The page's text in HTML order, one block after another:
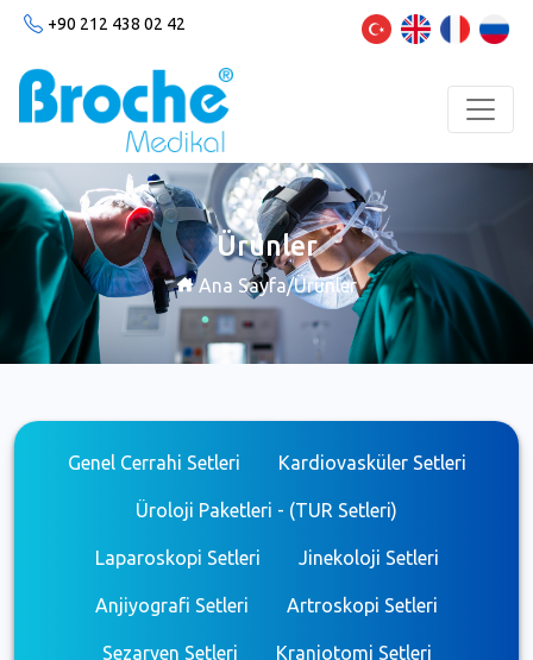
+90 212 438 02 42
Ürünler
Ana Sayfa/Ürünler
Genel Cerrahi Setleri Kardiovasküler Setleri
Üroloji Paketleri - (TUR Setleri)
Laparoskopi Setleri Jinekoloji Setleri
Anjiyografi Setleri Artroskopi Setleri
Sezaryen Setleri Kraniotomi Setleri